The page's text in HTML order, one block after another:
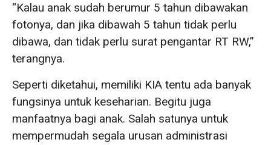
“Kalau anak sudah berumur 5 tahun dibawakan
fotonya, dan jika dibawah 5 tahun tidak perlu
dibawa, dan tidak perlu surat pengantar RT RW,”
terangnya.
Seperti diketahui, memiliki KIA tentu ada banyak
fungsinya untuk keseharian. Begitu juga
manfaatnya bagi anak. Salah satunya untuk
mempermudah segala urusan administrasi